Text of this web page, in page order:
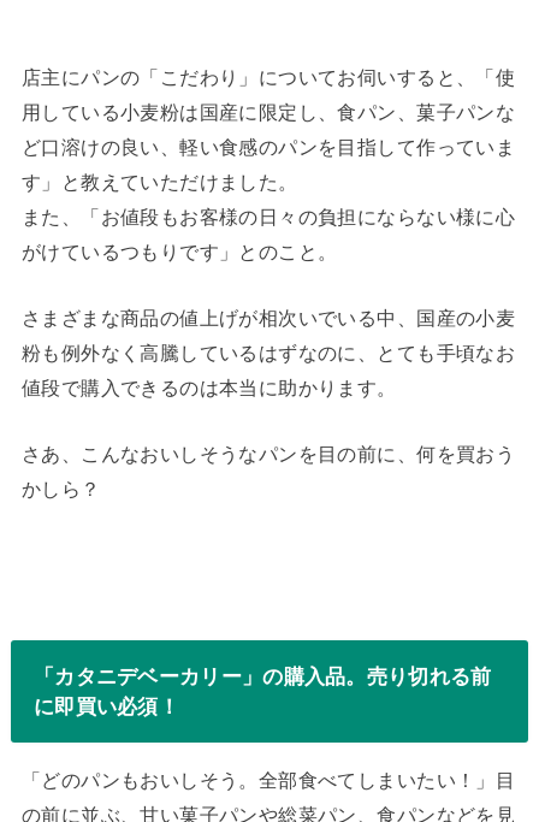
店主にパンの「こだわり」についてお伺いすると、「使
用している小麦粉は国産に限定し、食パン、菓子パンな
ど口溶けの良い、軽い食感のパンを目指して作っていま
す」と教えていただけました。
また、「お値段もお客様の日々の負担にならない様に心
がけているつもりです」とのこと。
さまざまな商品の値上げが相次いでいる中、国産の小麦
粉も例外なく高騰しているはずなのに、とても手頃なお
値段で購入できるのは本当に助かります。
さあ、こんなおいしそうなパンを目の前に、何を買おう
かしら？
「カタニデベーカリー」の購入品。売り切れる前
に即買い必須！
「どのパンもおいしそう。全部食べてしまいたい！」目
の前に並ぶ、甘い菓子パンや総菜パン、食パンなどを見